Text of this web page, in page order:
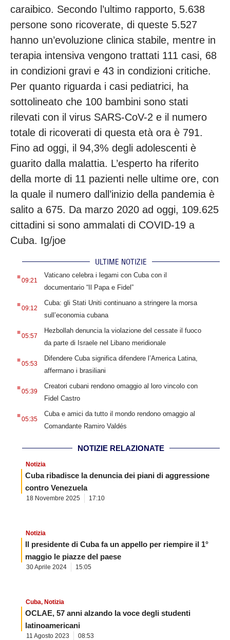
caraibico. Secondo l’ultimo rapporto, 5.638
persone sono ricoverate, di queste 5.527
hanno un’evoluzione clinica stabile, mentre in
terapia intensiva vengono trattati 111 casi, 68
in condizioni gravi e 43 in condizioni critiche.
Per quanto riguarda i casi pediatrici, ha
sottolineato che 100 bambini sono stati
rilevati con il virus SARS-CoV-2 e il numero
totale di ricoverati di questa età ora è 791.
Fino ad oggi, il 94,3% degli adolescenti è
guarito dalla malattia. L’esperto ha riferito
della morte di 11 pazienti nelle ultime ore, con
la quale il numero dall’inizio della pandemia è
salito a 675. Da marzo 2020 ad oggi, 109.625
cittadini si sono ammalati di COVID-19 a
Cuba. Ig/joe
ULTIME NOTIZIE
.09:21
Vaticano celebra i legami con Cuba con il
documentario “Il Papa e Fidel”
.09:12
Cuba: gli Stati Uniti continuano a stringere la morsa
sull’economia cubana
.05:57
Hezbollah denuncia la violazione del cessate il fuoco
da parte di Israele nel Libano meridionale
.05:53
Difendere Cuba significa difendere l’America Latina,
affermano i brasiliani
.05:39
Creatori cubani rendono omaggio al loro vincolo con
Fidel Castro
.05:35
Cuba e amici da tutto il mondo rendono omaggio al
Comandante Ramiro Valdés
NOTIZIE RELAZIONATE
Notizia
Cuba ribadisce la denuncia dei piani di aggressione
contro Venezuela
18 Novembre 2025 17:10
Notizia
Il presidente di Cuba fa un appello per riempire il 1°
maggio le piazze del paese
30 Aprile 2024 15:05
Cuba, Notizia
OCLAE, 57 anni alzando la voce degli studenti
latinoamericani
11 Agosto 2023 08:53